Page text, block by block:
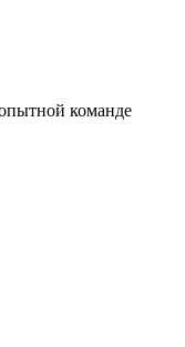
команде